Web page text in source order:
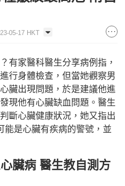
05-17 HKT
有家醫科醫生分享病例指，
行身體檢查，但當她觀察男
臟出現問題，於是建議他進
現他有心臟缺血問題。醫生
斷心臟健康狀況，她又指出
能是心臟有疾病的警號，並
臟病 醫生教自測方